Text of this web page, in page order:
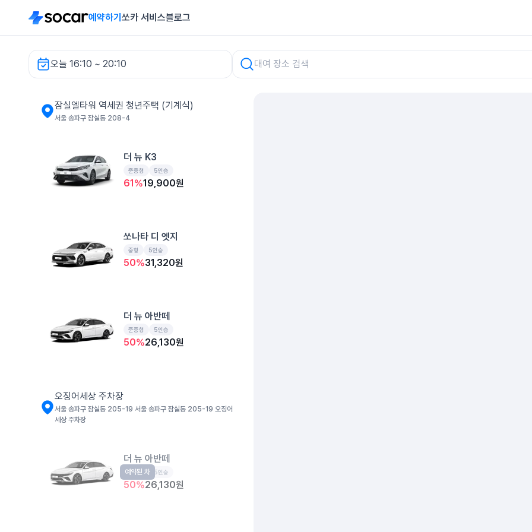
예약하기 쏘카 서비스블로그
오늘 16:10 ~ 20:10
잠실엘타워 역세권 청년주택 (기계식) 렌터카
잠실엘타워 역세권 청년주택 (기계식)
서울 송파구 잠실동 208-4
더 뉴 K3
준중형 5인승
61%19,900원
쏘나타 디 엣지
중형 5인승
50%31,320원
더 뉴 아반떼
준중형 5인승
50%26,130원
오징어세상 주차장
서울 송파구 잠실동 205-19 서울 송파구 잠실동 205-19 오징어
세상 주차장
더 뉴 아반떼
준중형 5인승
50%26,130원
예약된 차